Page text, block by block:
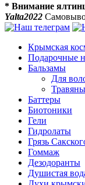
* Внимание
Yalta2022
Крымская
Подарочные
Бальзамы
Для
Баттеры
Биотоники
Гели
Гидролаты
Грязь
Гоммаж
Дезодоранты
Душистая